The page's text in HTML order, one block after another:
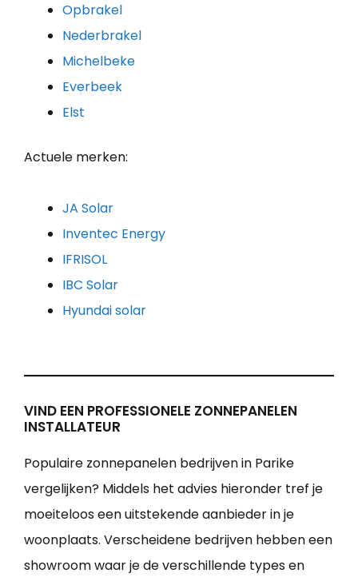
Opbrakel
Nederbrakel
Michelbeke
Everbeek
Elst
Actuele merken:
JA Solar
Inventec Energy
IFRISOL
IBC Solar
Hyundai solar
VIND EEN PROFESSIONELE ZONNEPANELEN
INSTALLATEUR
Populaire zonnepanelen bedrijven in Parike
vergelijken? Middels het advies hieronder tref je
moeiteloos een uitstekende aanbieder in je
woonplaats. Verscheidene bedrijven hebben een
showroom waar je de verschillende types en